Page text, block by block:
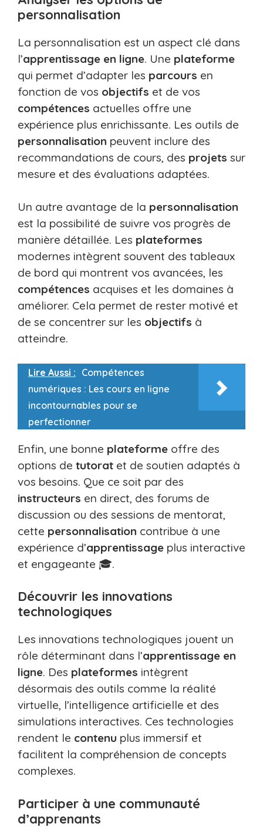
personnalisation
La personnalisation est un aspect clé dans
l’apprentissage en ligne. Une plateforme
qui permet d’adapter les parcours en
fonction de vos objectifs et de vos
compétences actuelles offre une
expérience plus enrichissante. Les outils de
personnalisation peuvent inclure des
recommandations de cours, des projets sur
mesure et des évaluations adaptées.
Un autre avantage de la personnalisation
est la possibilité de suivre vos progrès de
manière détaillée. Les plateformes
modernes intègrent souvent des tableaux
de bord qui montrent vos avancées, les
compétences acquises et les domaines à
améliorer. Cela permet de rester motivé et
de se concentrer sur les objectifs à
atteindre.
Lire Aussi : Compétences
numériques : Les cours en ligne
incontournables pour se
perfectionner
Enfin, une bonne plateforme offre des
options de tutorat et de soutien adaptés à
vos besoins. Que ce soit par des
instructeurs en direct, des forums de
discussion ou des sessions de mentorat,
cette personnalisation contribue à une
expérience d’apprentissage plus interactive
et engageante 🎓.
Découvrir les innovations
technologiques
Les innovations technologiques jouent un
rôle déterminant dans l’apprentissage en
ligne. Des plateformes intègrent
désormais des outils comme la réalité
virtuelle, l’intelligence artificielle et des
simulations interactives. Ces technologies
rendent le contenu plus immersif et
facilitent la compréhension de concepts
complexes.
Participer à une communauté
d’apprenants